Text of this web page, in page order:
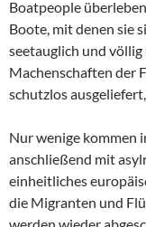
Boatpeople
Boote, mit denen sie
seetauglich und
Machenschaften der
schutzlos
Nur wenige kommen
anschließend mit
einheitliches
die Migranten und
werden wieder